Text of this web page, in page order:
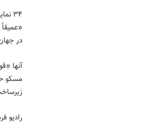
در
آنها
رادیو